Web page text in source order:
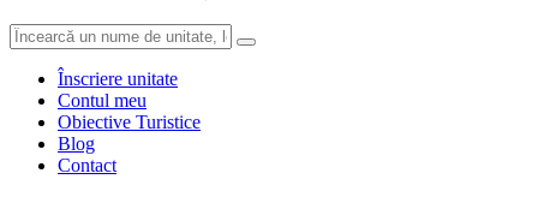
Înscriere unitate
Contul meu
Obiective Turistice
Blog
Contact